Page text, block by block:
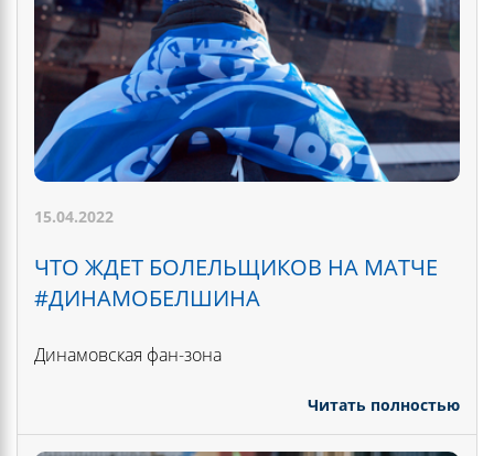
15.04.2022
ЧТО ЖДЕТ БОЛЕЛЬЩИКОВ НА МАТЧЕ
#ДИНАМОБЕЛШИНА
Динамовская фан-зона
Читать полностью